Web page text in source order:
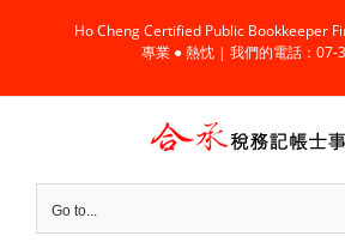
content
Ho Cheng Certified Public Bookkeeper
專業 ● 熱忱 | 我們的電話：07-
Go to...